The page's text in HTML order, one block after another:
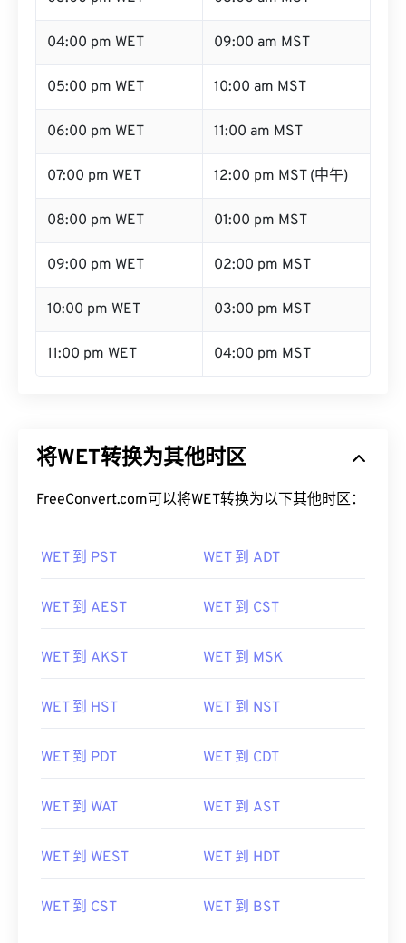
04:00 pm WET 09:00 am MST
05:00 pm WET 10:00 am MST
06:00 pm WET 11:00 am MST
07:00 pm WET 12:00 pm MST (中午)
08:00 pm WET 01:00 pm MST
09:00 pm WET 02:00 pm MST
10:00 pm WET 03:00 pm MST
11:00 pm WET 04:00 pm MST
将WET转换为其他时区
FreeConvert.com可以将WET转换为以下其他时区：
WET 到 PST WET 到 ADT
WET 到 AEST WET 到 CST
WET 到 AKST WET 到 MSK
WET 到 HST WET 到 NST
WET 到 PDT WET 到 CDT
WET 到 WAT WET 到 AST
WET 到 WEST WET 到 HDT
WET 到 CST WET 到 BST